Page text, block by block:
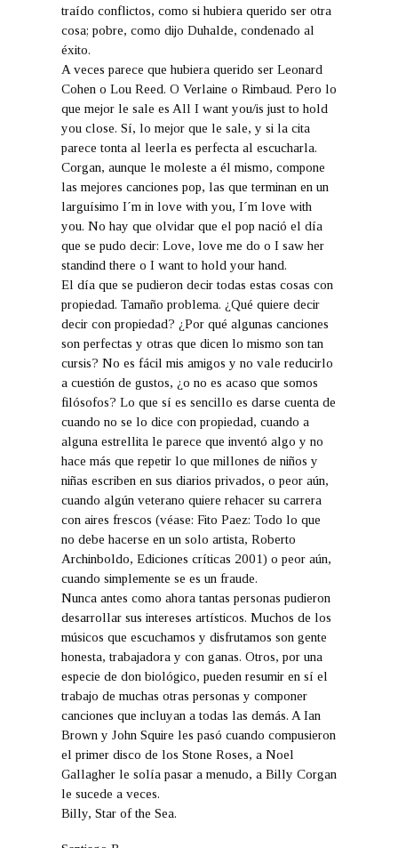
traído conflictos, como si hubiera querido ser otra
cosa; pobre, como dijo Duhalde, condenado al
éxito.
A veces parece que hubiera querido ser Leonard
Cohen o Lou Reed. O Verlaine o Rimbaud. Pero lo
que mejor le sale es All I want you/is just to hold
you close. Sí, lo mejor que le sale, y si la cita
parece tonta al leerla es perfecta al escucharla.
Corgan, aunque le moleste a él mismo, compone
las mejores canciones pop, las que terminan en un
larguísimo I´m in love with you, I´m love with
you. No hay que olvidar que el pop nació el día
que se pudo decir: Love, love me do o I saw her
standind there o I want to hold your hand.
El día que se pudieron decir todas estas cosas con
propiedad. Tamaño problema. ¿Qué quiere decir
decir con propiedad? ¿Por qué algunas canciones
son perfectas y otras que dicen lo mismo son tan
cursis? No es fácil mis amigos y no vale reducirlo
a cuestión de gustos, ¿o no es acaso que somos
filósofos? Lo que sí es sencillo es darse cuenta de
cuando no se lo dice con propiedad, cuando a
alguna estrellita le parece que inventó algo y no
hace más que repetir lo que millones de niños y
niñas escriben en sus diarios privados, o peor aún,
cuando algún veterano quiere rehacer su carrera
con aires frescos (véase: Fito Paez: Todo lo que
no debe hacerse en un solo artista, Roberto
Archinboldo, Ediciones críticas 2001) o peor aún,
cuando simplemente se es un fraude.
Nunca antes como ahora tantas personas pudieron
desarrollar sus intereses artísticos. Muchos de los
músicos que escuchamos y disfrutamos son gente
honesta, trabajadora y con ganas. Otros, por una
especie de don biológico, pueden resumir en sí el
trabajo de muchas otras personas y componer
canciones que incluyan a todas las demás. A Ian
Brown y John Squire les pasó cuando compusieron
el primer disco de los Stone Roses, a Noel
Gallagher le solía pasar a menudo, a Billy Corgan
le sucede a veces.
Billy, Star of the Sea.